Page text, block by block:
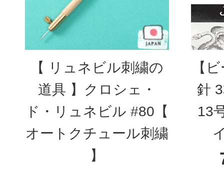
【 リュネビル刺繍の
道具 】クロシェ・
ド・リュネビル #80【
オートクチュール刺繍
】
【
針
13